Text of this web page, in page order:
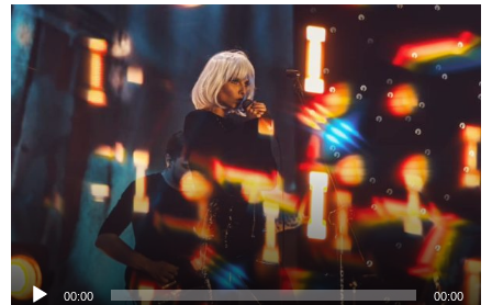
Odtwarzacz
plików
dźwiękowych
00:00 00:00